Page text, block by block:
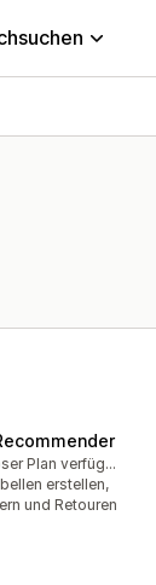
Kostenloser Plan verfügbar
erstellen,
und Retouren